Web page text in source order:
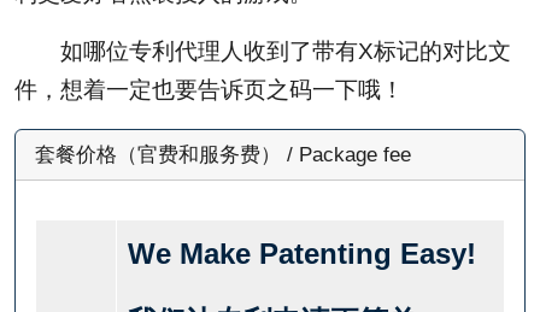
如哪位专利代理人收到了带有X标记的对比文
件，想着一定也要告诉页之码一下哦！
套餐价格（官费和服务费） / Package fee
We Make Patenting Easy!